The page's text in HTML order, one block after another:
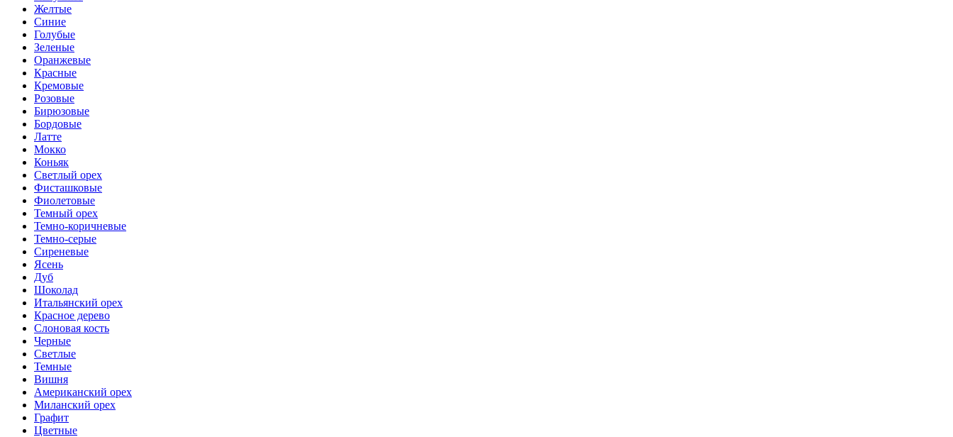
Желтые
Синие
Голубые
Зеленые
Оранжевые
Красные
Кремовые
Розовые
Бирюзовые
Бордовые
Латте
Мокко
Коньяк
Светлый орех
Фисташковые
Фиолетовые
Темный орех
Темно-коричневые
Темно-серые
Сиреневые
Ясень
Дуб
Шоколад
Итальянский орех
Красное дерево
Слоновая кость
Черные
Светлые
Темные
Вишня
Американский орех
Миланский орех
Графит
Цветные